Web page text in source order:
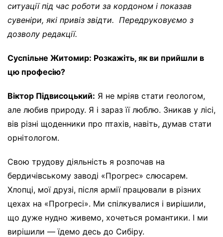
ситуації під час роботи за кордоном і показав
сувеніри, які привіз звідти. Передруковуємо з
дозволу редакції.
Суспільне Житомир: Розкажіть, як ви прийшли в
цю професію?
Віктор Підвисоцький: Я не мріяв стати геологом,
але любив природу. Я і зараз її люблю. Зникав у лісі,
вів різні щоденники про птахів, навіть, думав стати
орнітологом.
Свою трудову діяльність я розпочав на
бердичівському заводі «Прогрес» слюсарем.
Хлопці, мої друзі, після армії працювали в різних
цехах на «Прогресі». Ми спілкувалися і вирішили,
що дуже нудно живемо, хочеться романтики. І ми
вирішили — їдемо десь до Сибіру.